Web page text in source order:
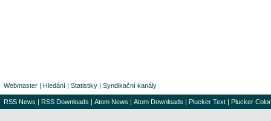
Webmaster | Hledání | Statistiky | Syndikační kanály
RSS News | RSS Downloads | Atom News | Atom Downloads | Plucker Text | Plucker Color